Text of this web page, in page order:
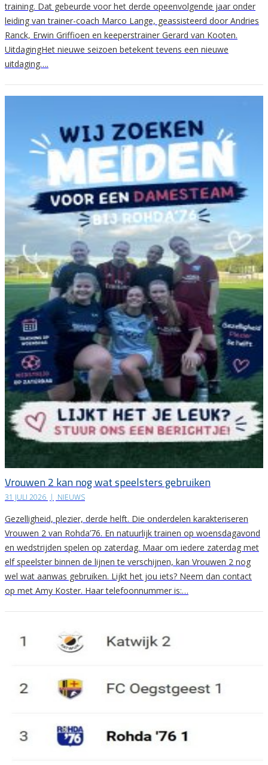
training. Dat gebeurde voor het derde opeenvolgende jaar onder
leiding van trainer-coach Marco Lange, geassisteerd door Andries
Ranck, Erwin Griffioen en keeperstrainer Gerard van Kooten.
UitdagingHet nieuwe seizoen betekent tevens een nieuwe
uitdaging….
Vrouwen 2 kan nog wat speelsters gebruiken
31 JULI 2026 | NIEUWS
Gezelligheid, plezier, derde helft. Die onderdelen karakteriseren
Vrouwen 2 van Rohda’76. En natuurlijk trainen op woensdagavond
en wedstrijden spelen op zaterdag. Maar om iedere zaterdag met
elf speelster binnen de lijnen te verschijnen, kan Vrouwen 2 nog
wel wat aanwas gebruiken. Lijkt het jou iets? Neem dan contact
op met Amy Koster. Haar telefoonnummer is:…